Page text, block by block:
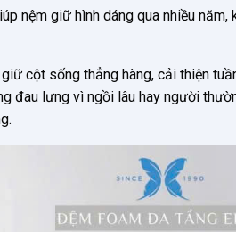
nệm giữ hình dáng qua nhiều năm,
cột sống thẳng hàng, cải thiện
đau lưng vì ngồi lâu hay người